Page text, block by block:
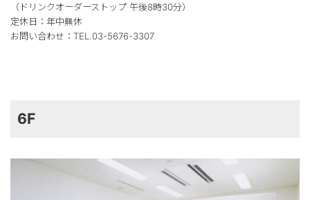
（ドリンクオーダーストップ 午後8時30分）
定休日：年中無休
お問い合わせ：TEL.03-5676-3307
6F